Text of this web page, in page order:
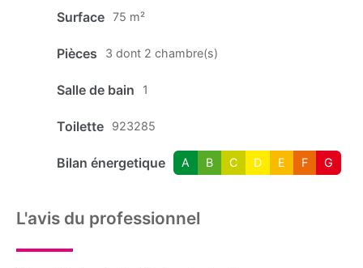
Surface 75 m²
Pièces 3 dont 2 chambre(s)
Salle de bain 1
Toilette 923285
Bilan énergetique A B C D E F G
L'avis du professionnel